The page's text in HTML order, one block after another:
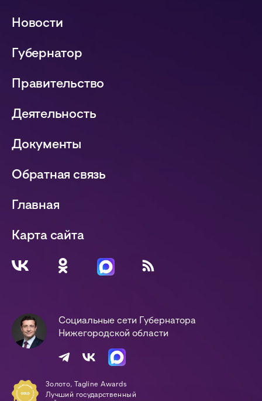
Новости
Губернатор
Правительство
Деятельность
Документы
Обратная связь
Главная
Карта сайта
Социальные сети Губернатора
Нижегородской области
Золото, Tagline Awards
Лучший государственный